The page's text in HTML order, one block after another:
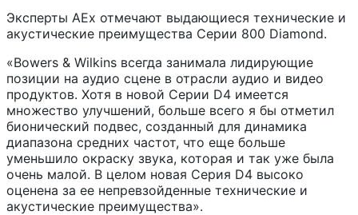
Эксперты AEx отмечают выдающиеся технические и
акустические преимущества Серии 800 Diamond.
«Bowers & Wilkins всегда занимала лидирующие
позиции на аудио сцене в отрасли аудио и видео
продуктов. Хотя в новой Серии D4 имеется
множество улучшений, больше всего я бы отметил
бионический подвес, созданный для динамика
диапазона средних частот, что еще больше
уменьшило окраску звука, которая и так уже была
очень малой. В целом новая Серия D4 высоко
оценена за ее непревзойденные технические и
акустические преимущества».